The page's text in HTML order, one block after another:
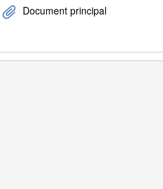
Document principal